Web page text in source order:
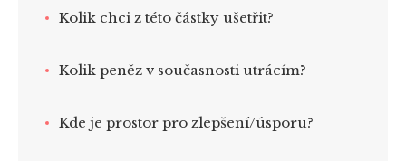
Kolik chci z této částky ušetřit?
Kolik peněz v současnosti utrácím?
Kde je prostor pro zlepšení/úsporu?